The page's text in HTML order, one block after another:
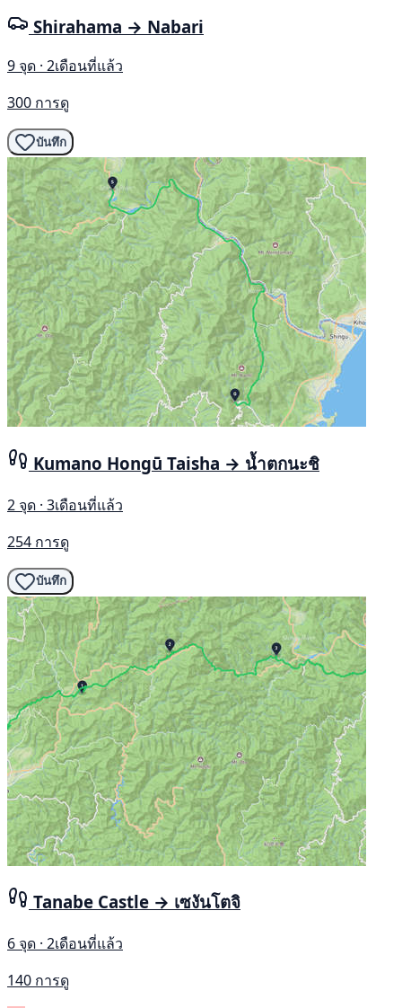
Shirahama → Nabari
9 จุด · 2เดือนที่แล้ว
300 การดู
บันทึก
Kumano Hongū Taisha → น้ำตกนะชิ
2 จุด · 3เดือนที่แล้ว
254 การดู
บันทึก
Tanabe Castle → เซงันโตจิ
6 จุด · 2เดือนที่แล้ว
140 การดู